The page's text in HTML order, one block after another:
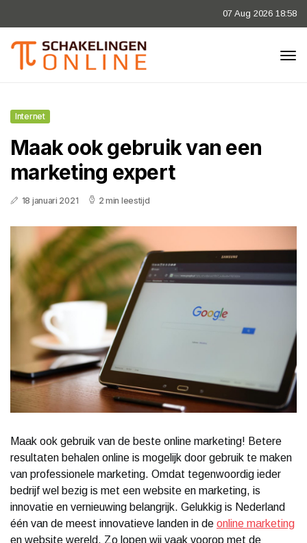
07 Aug 2026 18:58
Internet
Maak ook gebruik van een
marketing expert
18 januari 2021 2 min leestijd
Maak ook gebruik van de beste online marketing! Betere
resultaten behalen online is mogelijk door gebruik te maken
van professionele marketing. Omdat tegenwoordig ieder
bedrijf wel bezig is met een website en marketing, is
innovatie en vernieuwing belangrijk. Gelukkig is Nederland
één van de meest innovatieve landen in de online marketing
en website wereld. Zo lopen wij vaak voorop met de